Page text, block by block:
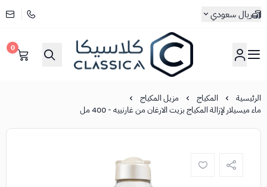
ريال سعودي
كلاسيكا
0
الرئيسية المكياج
مزيل المكياج
ماء ميسيلار لإزالة المكياج بزيت الارغان من غارنييه - 400 مل